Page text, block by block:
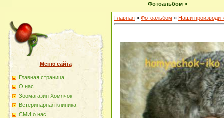
Фотоальбом »
Меню сайта
Главная страница
О наc
Зоомагазин Хомячок
Ветеринарная клиника
СМИ о нас
Главная » Фотоальбом » Наши